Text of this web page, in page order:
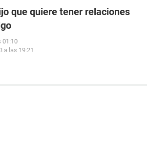
que quiere tener relaciones
01:10
a las 19:21